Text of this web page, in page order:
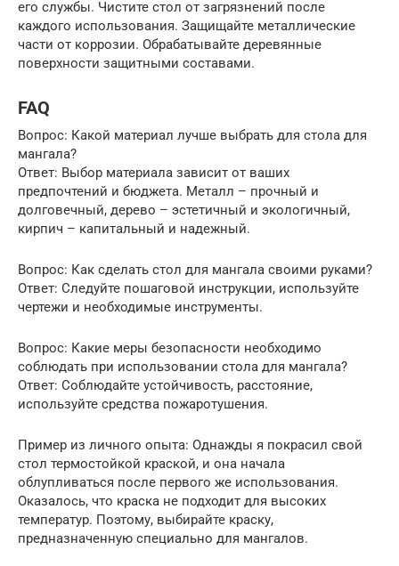
его службы. Чистите стол от загрязнений после
каждого использования. Защищайте металлические
части от коррозии. Обрабатывайте деревянные
поверхности защитными составами.
FAQ
Вопрос: Какой материал лучше выбрать для стола для
мангала?
Ответ: Выбор материала зависит от ваших
предпочтений и бюджета. Металл – прочный и
долговечный, дерево – эстетичный и экологичный,
кирпич – капитальный и надежный.
Вопрос: Как сделать стол для мангала своими руками?
Ответ: Следуйте пошаговой инструкции, используйте
чертежи и необходимые инструменты.
Вопрос: Какие меры безопасности необходимо
соблюдать при использовании стола для мангала?
Ответ: Соблюдайте устойчивость, расстояние,
используйте средства пожаротушения.
Пример из личного опыта: Однажды я покрасил свой
стол термостойкой краской, и она начала
облупливаться после первого же использования.
Оказалось, что краска не подходит для высоких
температур. Поэтому, выбирайте краску,
предназначенную специально для мангалов.